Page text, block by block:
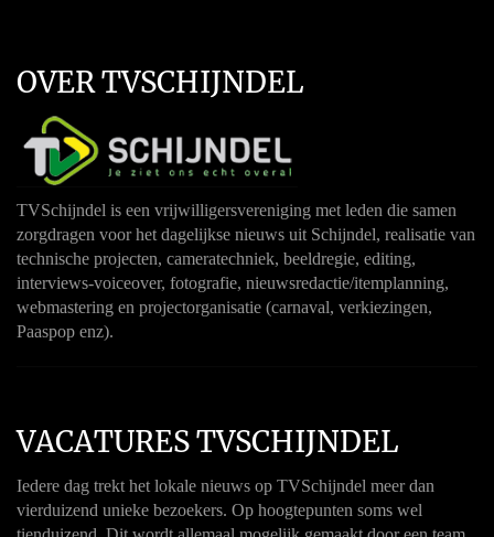
OVER TVSCHIJNDEL
TVSchijndel is een vrijwilligersvereniging met leden die samen
zorgdragen voor het dagelijkse nieuws uit Schijndel, realisatie van
technische projecten, cameratechniek, beeldregie, editing,
interviews-voiceover, fotografie, nieuwsredactie/itemplanning,
webmastering en projectorganisatie (carnaval, verkiezingen,
Paaspop enz).
VACATURES TVSCHIJNDEL
Iedere dag trekt het lokale nieuws op TVSchijndel meer dan
vierduizend unieke bezoekers. Op hoogtepunten soms wel